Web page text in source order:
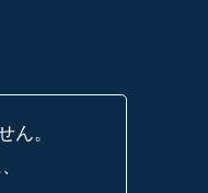
ん。